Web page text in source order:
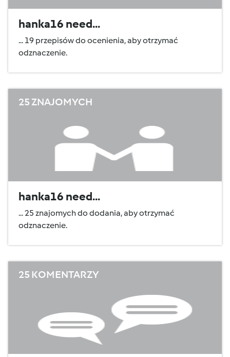
hanka16 need...
... 19 przepisów do ocenienia, aby otrzymać
odznaczenie.
25 ZNAJOMYCH
hanka16 need...
... 25 znajomych do dodania, aby otrzymać
odznaczenie.
25 KOMENTARZY